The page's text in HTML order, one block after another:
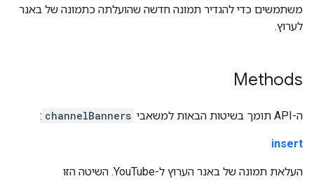
משתמשים כדי להגדיר תמונה חדשה שהועלתה כתמונה של באנר
לערוץ.
Methods
ה-API תומך בשיטות הבאות למשאבי channelBanners
:
insert
העלאת תמונה של באנר הערוץ ל-YouTube. השיטה הזו